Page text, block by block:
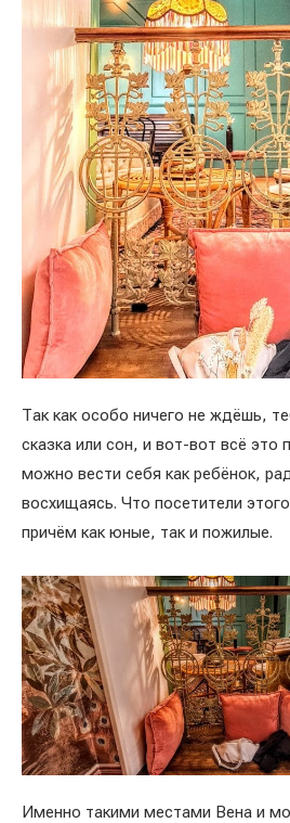
Так как особо ничего не ждёшь,
сказка или сон, и вот-вот всё это
можно вести себя как ребёнок,
восхищаясь. Что посетители
причём как юные, так и пожилые.
Именно такими местами Вена и